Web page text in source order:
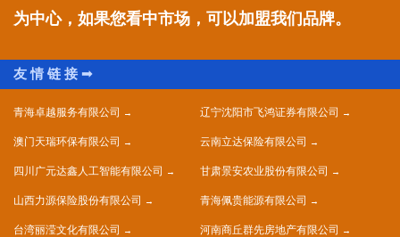
为中心，如果您看中市场，可以加盟我们品牌。
青海卓越服务有限公司 辽宁沈阳市飞鸿证券有限公司
澳门天瑞环保有限公司 云南立达保险有限公司
四川广元达鑫人工智能有限公司 甘肃景安农业股份有限公司
山西力源保险股份有限公司 青海佩贵能源有限公司
台湾丽滢文化有限公司 河南商丘群先房地产有限公司